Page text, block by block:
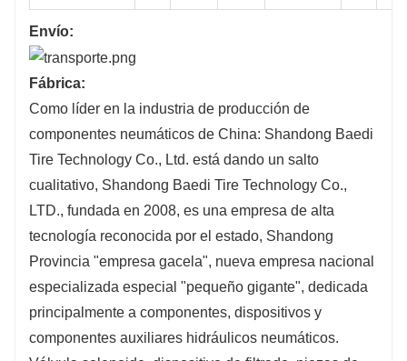
Envío:
Fábrica:
Como líder en la industria de producción de
componentes neumáticos de China: Shandong Baedi
Tire Technology Co., Ltd. está dando un salto
cualitativo, Shandong Baedi Tire Technology Co.,
LTD., fundada en 2008, es una empresa de alta
tecnología reconocida por el estado, Shandong
Provincia "empresa gacela", nueva empresa nacional
especializada especial "pequeño gigante", dedicada
principalmente a componentes, dispositivos y
componentes auxiliares hidráulicos neumáticos.